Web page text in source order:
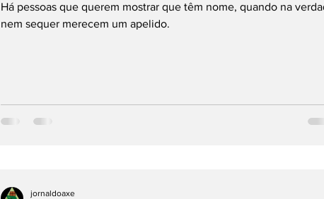
Há pessoas que querem mostrar que têm nome, quando na
nem sequer merecem um apelido.
jornaldoaxe